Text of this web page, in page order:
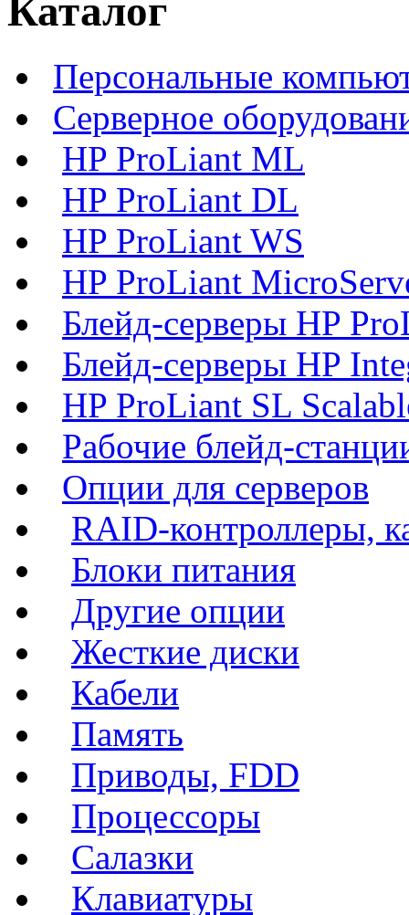
Каталог
Персональные
Серверное
HP ProLiant ML
HP ProLiant DL
HP ProLiant WS
HP ProLiant
Блейд-серверы HP
Блейд-серверы HP
HP ProLiant SL
Рабочие блейд-
Опции для серверов
RAID-контроллеры,
Блоки питания
Другие опции
Жесткие диски
Кабели
Память
Приводы, FDD
Процессоры
Салазки
Клавиатуры